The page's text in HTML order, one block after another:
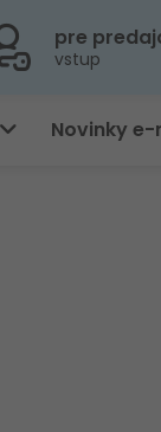
pre
vstup
Novinky